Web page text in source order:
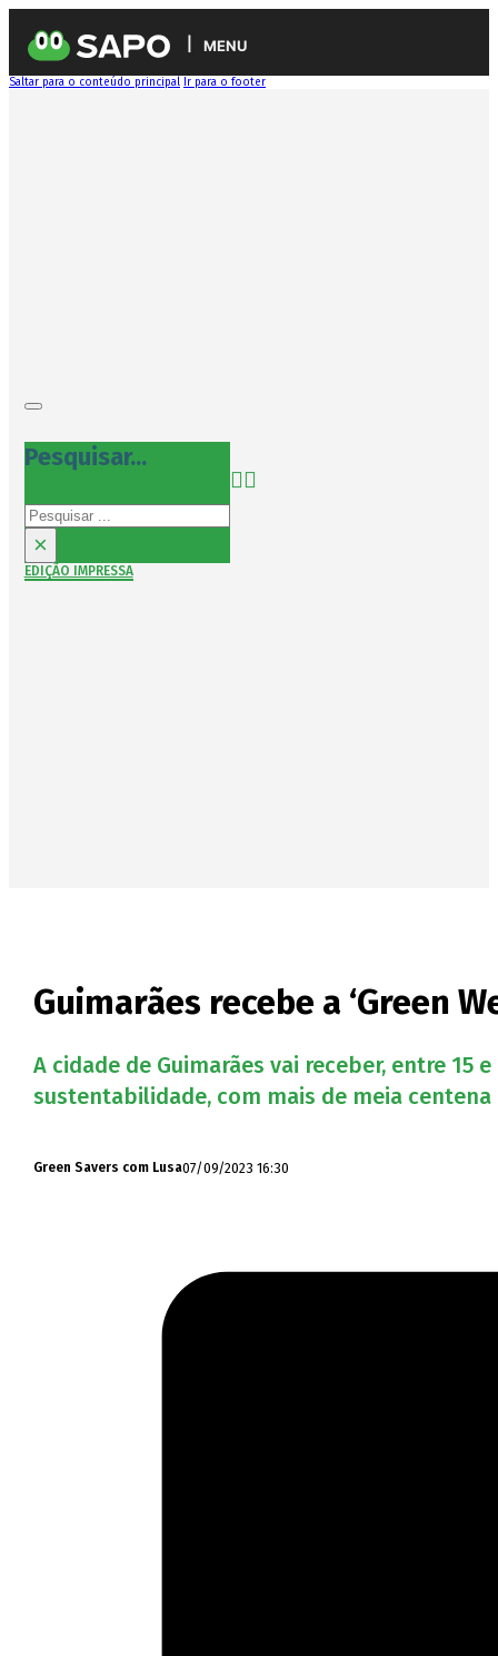
MENU
Saltar para o conteúdo principal Ir para o footer
Pesquisar...
Pesquisar
×
EDIÇÃO IMPRESSA
Guimarães recebe a ‘Green
A cidade de Guimarães vai receber, entre 15
sustentabilidade, com mais de meia centena
Green Savers com Lusa07/09/2023 16:30